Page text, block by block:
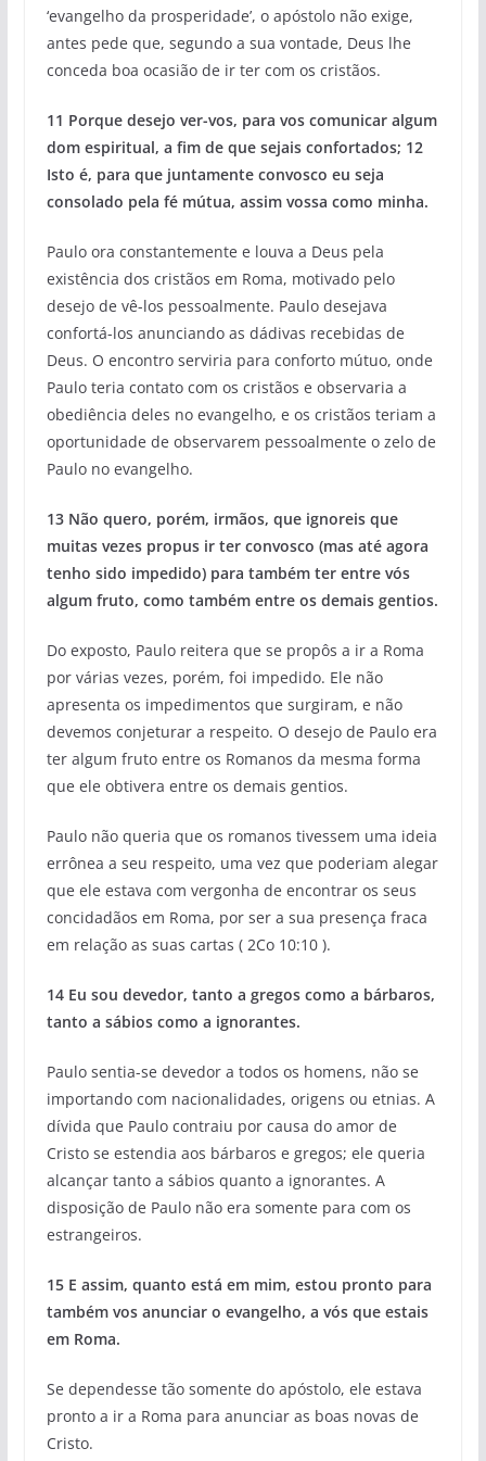
‘evangelho da prosperidade’, o apóstolo não exige,
antes pede que, segundo a sua vontade, Deus lhe
conceda boa ocasião de ir ter com os cristãos.
11 Porque desejo ver-vos, para vos comunicar algum
dom espiritual, a fim de que sejais confortados; 12
Isto é, para que juntamente convosco eu seja
consolado pela fé mútua, assim vossa como minha.
Paulo ora constantemente e louva a Deus pela
existência dos cristãos em Roma, motivado pelo
desejo de vê-los pessoalmente. Paulo desejava
confortá-los anunciando as dádivas recebidas de
Deus. O encontro serviria para conforto mútuo, onde
Paulo teria contato com os cristãos e observaria a
obediência deles no evangelho, e os cristãos teriam a
oportunidade de observarem pessoalmente o zelo de
Paulo no evangelho.
13 Não quero, porém, irmãos, que ignoreis que
muitas vezes propus ir ter convosco (mas até agora
tenho sido impedido) para também ter entre vós
algum fruto, como também entre os demais gentios.
Do exposto, Paulo reitera que se propôs a ir a Roma
por várias vezes, porém, foi impedido. Ele não
apresenta os impedimentos que surgiram, e não
devemos conjeturar a respeito. O desejo de Paulo era
ter algum fruto entre os Romanos da mesma forma
que ele obtivera entre os demais gentios.
Paulo não queria que os romanos tivessem uma ideia
errônea a seu respeito, uma vez que poderiam alegar
que ele estava com vergonha de encontrar os seus
concidadãos em Roma, por ser a sua presença fraca
em relação as suas cartas ( 2Co 10:10 ).
14 Eu sou devedor, tanto a gregos como a bárbaros,
tanto a sábios como a ignorantes.
Paulo sentia-se devedor a todos os homens, não se
importando com nacionalidades, origens ou etnias. A
dívida que Paulo contraiu por causa do amor de
Cristo se estendia aos bárbaros e gregos; ele queria
alcançar tanto a sábios quanto a ignorantes. A
disposição de Paulo não era somente para com os
estrangeiros.
15 E assim, quanto está em mim, estou pronto para
também vos anunciar o evangelho, a vós que estais
em Roma.
Se dependesse tão somente do apóstolo, ele estava
pronto a ir a Roma para anunciar as boas novas de
Cristo.